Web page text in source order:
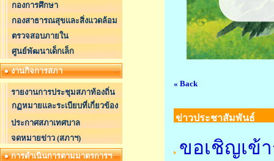
กองการศึกษา
กองสาธารณสุขและสิ่งแวดล้อม
ตรวจสอบภายใน
ศูนย์พัฒนาเด็กเล็ก
งานกิจการสภา
รายงานการประชุมสภาท้องถิ่น
กฏหมายและระเบียบที่เกี่ยวข้อง
ประกาศสภาเทศบาล
จดหมายข่าว (สภาฯ)
การดำเนินการตามมาตรการฯ
« Back
ข่าวประชาสัมพันธ์
ขอเชิญเข้